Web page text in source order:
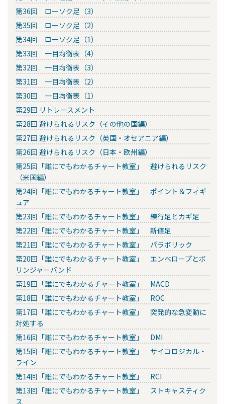
第36回 ローソク足（3）
第35回 ローソク足（2）
第34回 ローソク足（1）
第33回 一目均衡表（4）
第32回 一目均衡表（3）
第31回 一目均衡表（2）
第30回 一目均衡表（1）
第29回 リトレースメント
第28回 避けられるリスク（その他の国編）
第27回 避けられるリスク（英国・オセアニア編）
第26回 避けられるリスク（日本・欧州編）
第25回「誰にでもわかるチャート教室」 避けられるリスク
（米国編）
第24回「誰にでもわかるチャート教室」 ポイント＆フィギ
ュア
第23回「誰にでもわかるチャート教室」 練行足とカギ足
第22回「誰にでもわかるチャート教室」 新値足
第21回「誰にでもわかるチャート教室」 パラボリック
第20回「誰にでもわかるチャート教室」 エンベロープとボ
リンジャーバンド
第19回「誰にでもわかるチャート教室」 MACD
第18回「誰にでもわかるチャート教室」 ROC
第17回「誰にでもわかるチャート教室」 突発的な急変動に
対処する
第16回「誰にでもわかるチャート教室」 DMI
第15回「誰にでもわかるチャート教室」 サイコロジカル・
ライン
第14回「誰にでもわかるチャート教室」 RCI
第13回「誰にでもわかるチャート教室」 ストキャスティク
ス